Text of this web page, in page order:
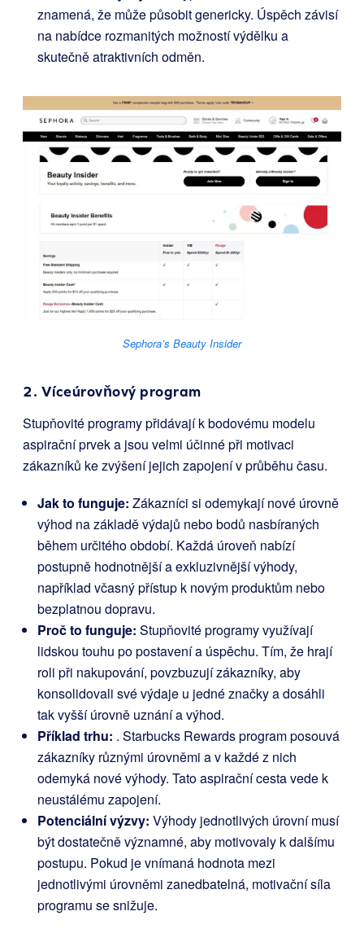
znamená, že může působit genericky. Úspěch závisí
na nabídce rozmanitých možností výdělku a
skutečně atraktivních odměn.
Sephora’s Beauty Insider
2. Víceúrovňový program
Stupňovité programy přidávají k bodovému modelu
aspirační prvek a jsou velmi účinné při motivaci
zákazníků ke zvýšení jejich zapojení v průběhu času.
Jak to funguje: Zákazníci si odemykají nové úrovně
výhod na základě výdajů nebo bodů nasbíraných
během určitého období. Každá úroveň nabízí
postupně hodnotnější a exkluzivnější výhody,
například včasný přístup k novým produktům nebo
bezplatnou dopravu.
Proč to funguje: Stupňovité programy využívají
lidskou touhu po postavení a úspěchu. Tím, že hrají
roli při nakupování, povzbuzují zákazníky, aby
konsolidovali své výdaje u jedné značky a dosáhli
tak vyšší úrovně uznání a výhod.
Příklad trhu: . Starbucks Rewardsprogram posouvá
zákazníky různými úrovněmi a v každé z nich
odemyká nové výhody. Tato aspirační cesta vede k
neustálému zapojení.
Potenciální výzvy: Výhody jednotlivých úrovní musí
být dostatečně významné, aby motivovaly k dalšímu
postupu. Pokud je vnímaná hodnota mezi
jednotlivými úrovněmi zanedbatelná, motivační síla
programu se snižuje.